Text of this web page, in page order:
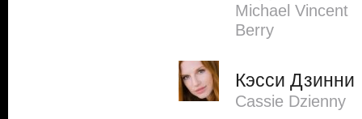
Michael Vincent
Berry
Кэсси Дзинни
Cassie Dzienny